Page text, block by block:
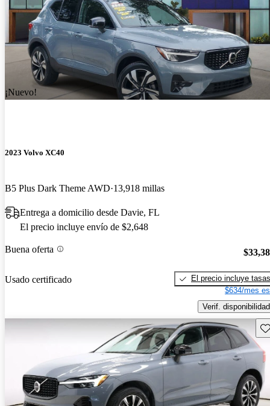
¡Nuevo!
2023 Volvo XC40
B5 Plus Dark Theme AWD 13,918 millas
Entrega a domicilio desde Davie, FL
El precio incluye envío de $2,648
Buena oferta
Usado certificado
El precio incluye tasas
$634/mes
Verif. disponibilidad